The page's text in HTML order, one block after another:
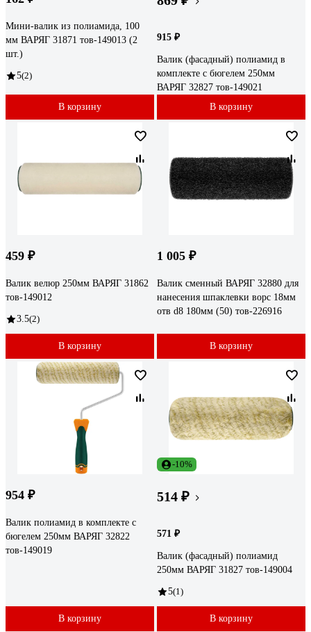
Мини-валик из полиамида, 100
мм ВАРЯГ 31871 тов-149013 (2
шт.)
5(2)
В корзину
915 ₽
Валик (фасадный) полиамид в
комплекте с бюгелем 250мм
ВАРЯГ 32827 тов-149021
В корзину
459 ₽
Валик велюр 250мм ВАРЯГ 31862
тов-149012
3.5(2)
В корзину
1 005 ₽
Валик сменный ВАРЯГ 32880 для
нанесения шпаклевки ворс 18мм
отв d8 180мм (50) тов-226916
В корзину
954 ₽
Валик полиамид в комплекте с
бюгелем 250мм ВАРЯГ 32822
тов-149019
В корзину
-10%
514 ₽
571 ₽
Валик (фасадный) полиамид
250мм ВАРЯГ 31827 тов-149004
5(1)
В корзину